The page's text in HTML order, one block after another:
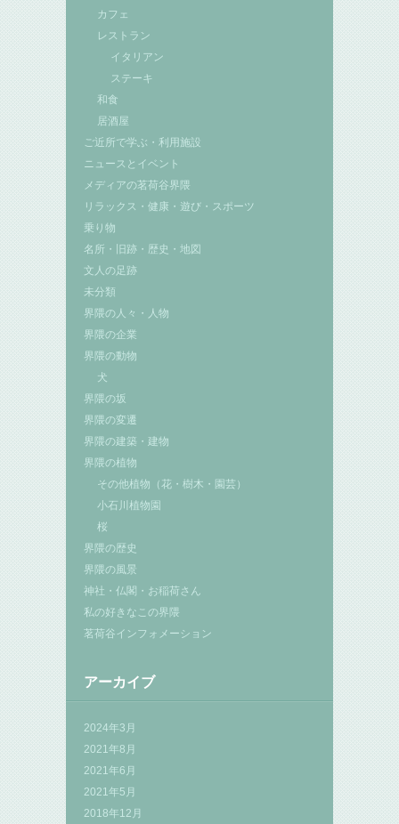
カフェ
レストラン
イタリアン
ステーキ
和食
居酒屋
ご近所で学ぶ・利用施設
ニュースとイベント
メディアの茗荷谷界隈
リラックス・健康・遊び・スポーツ
乗り物
名所・旧跡・歴史・地図
文人の足跡
未分類
界隈の人々・人物
界隈の企業
界隈の動物
犬
界隈の坂
界隈の変遷
界隈の建築・建物
界隈の植物
その他植物（花・樹木・園芸）
小石川植物園
桜
界隈の歴史
界隈の風景
神社・仏閣・お稲荷さん
私の好きなこの界隈
茗荷谷インフォメーション
アーカイブ
2024年3月
2021年8月
2021年6月
2021年5月
2018年12月